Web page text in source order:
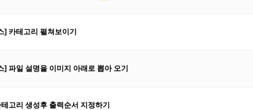
] 카테고리 펼쳐보이기
] 파일 설명을 이미지 아래로 뽑아 오기
고리 생성후 출력순서 지정하기